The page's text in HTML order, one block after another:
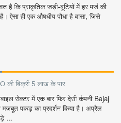
है कि प्राकृतिक जड़ी-बूटियों में हर मर्ज की
है। ऐसा ही एक औषधीय पौधा है वासा, जिसे
की बिक्री 5 लाख के पार
सेक्टर में एक बार फिर देसी कंपनी Bajaj
पकड़ का प्रदर्शन किया है। अप्रैल
...